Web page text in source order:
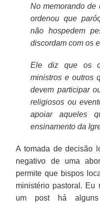
No memorando de
ordenou que
não hospedem
discordam com os
Ele diz que os
ministros e outros
devem participar
religiosos ou
apoiar aqueles
ensinamento da
A tomada de decisão
negativo de uma
permite que bispos
ministério pastoral. Eu
um post há